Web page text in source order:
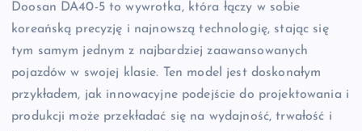
Doosan DA40-5 to wywrotka, która łączy w sobie
koreańską precyzję i najnowszą technologię, stając się
tym samym jednym z najbardziej zaawansowanych
pojazdów w swojej klasie. Ten model jest doskonałym
przykładem, jak innowacyjne podejście do projektowania i
produkcji może przekładać się na wydajność, trwałość i